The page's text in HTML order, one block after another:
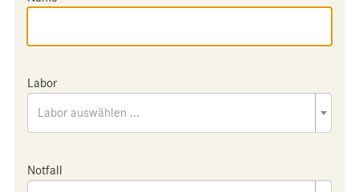
Labor
Labor auswählen ...
Notfall